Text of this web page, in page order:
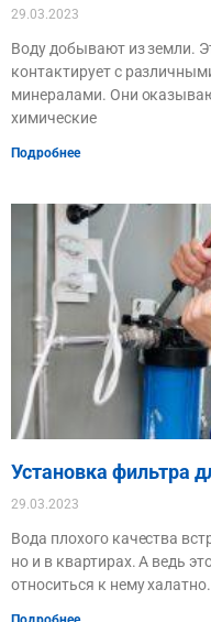
29.03.2023
Воду добывают из земли.
контактирует с
минералами. Они
химические
Подробнее
Установка фильтра
29.03.2023
Вода плохого качества
но и в квартирах. А ведь
относиться к нему